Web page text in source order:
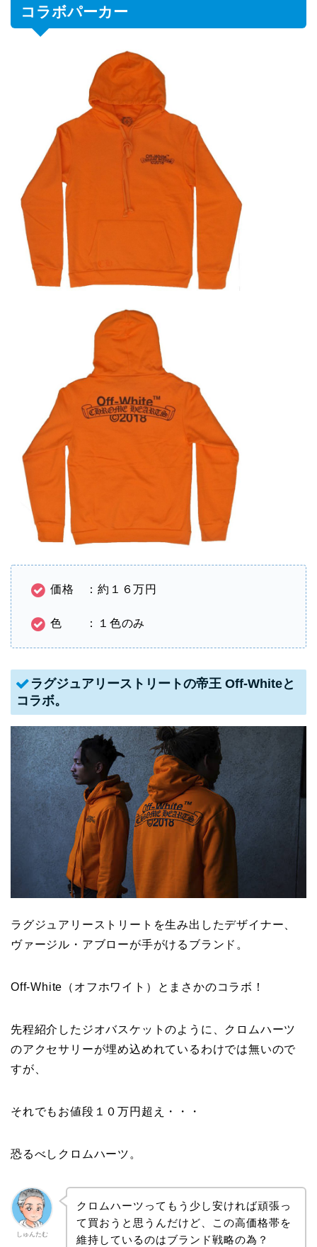
コラボパーカー
価格 ：約１６万円
色 ：１色のみ
ラグジュアリーストリートの帝王 Off-Whiteと
コラボ。
ラグジュアリーストリートを生み出したデザイナー、
ヴァージル・アブローが手がけるブランド。
Off-White（オフホワイト）とまさかのコラボ！
先程紹介したジオバスケットのように、クロムハーツ
のアクセサリーが埋め込めれているわけでは無いので
すが、
それでもお値段１０万円超え・・・
恐るべしクロムハーツ。
しゅんたむ
クロムハーツってもう少し安ければ頑張っ
て買おうと思うんだけど、この高価格帯を
維持しているのはブランド戦略の為？